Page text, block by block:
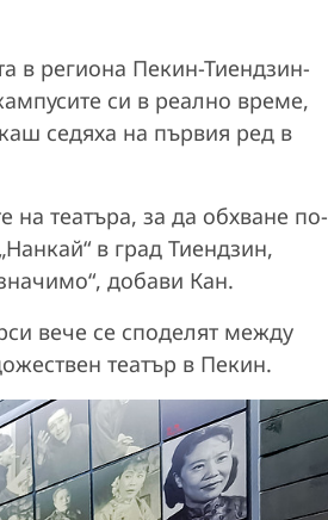
в региона Пекин-Тиендзин-
си в реално време,
седяха на първия ред в
на театъра, за да обхване по-
в град Тиендзин,
добави Кан.
вече се споделят между
театър в Пекин.